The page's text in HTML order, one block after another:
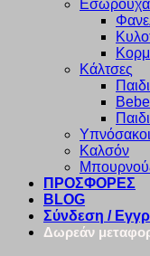
Εσώρουχα
Κάλτσες
Bebe
Υπνόσακοι
Καλσόν
ΠΡΟΣΦΟΡΕΣ
BLOG
Σύνδεση /
Δωρεάν